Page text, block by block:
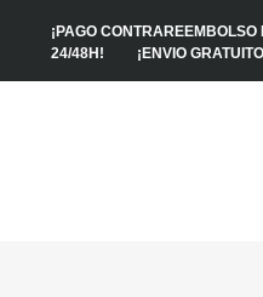
¡PAGO
24/48H! ¡ENVIO GRATUITO